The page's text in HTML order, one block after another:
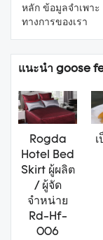
หลัก ข้อมูลจำเพา
ทางการของเรา
แนะนำ goose
Rogda
Hotel Bed
Skirt ผู้ผลิต
/ ผู้จัด
จำหน่าย
Rd-Hf-
006